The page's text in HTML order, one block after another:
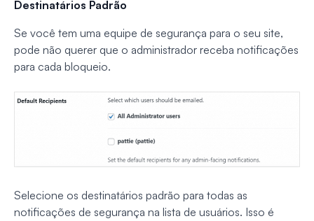
Destinatários Padrão
Se você tem uma equipe de segurança para o seu site,
pode não querer que o administrador receba notificações
para cada bloqueio.
Selecione os destinatários padrão para todas as
notificações de segurança na lista de usuários. Isso é